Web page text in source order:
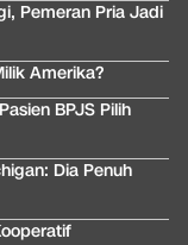
Pemeran Pria Jadi
Amerika?
BPJS Pilih
Dia Penuh